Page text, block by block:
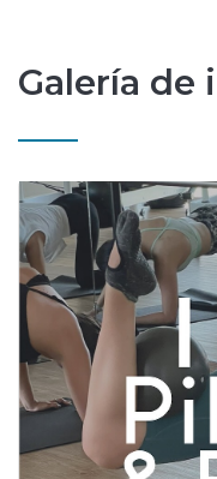
Galería de